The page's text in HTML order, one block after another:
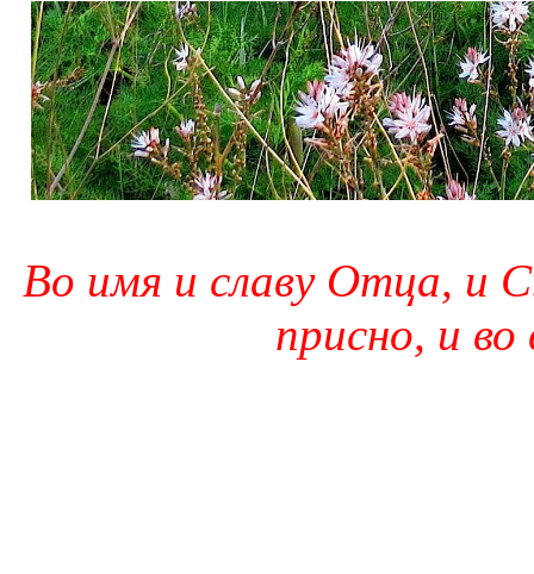
Во имя и славу Отца, и
присно, и во